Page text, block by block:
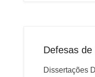
Defesas
Dissertações